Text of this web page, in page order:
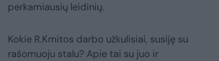
perkamiausių leidinių.
Kokie R.Kmitos darbo užkulisiai, susiję su
rašomuoju stalu? Apie tai su juo ir